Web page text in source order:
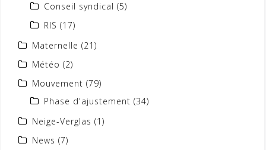
Conseil syndical (5)
RIS (17)
Maternelle (21)
Météo (2)
Mouvement (79)
Phase d'ajustement (34)
Neige-Verglas (1)
News (7)